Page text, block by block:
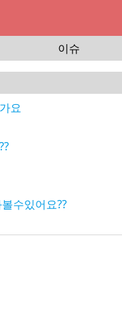
이슈
요
수있어요??